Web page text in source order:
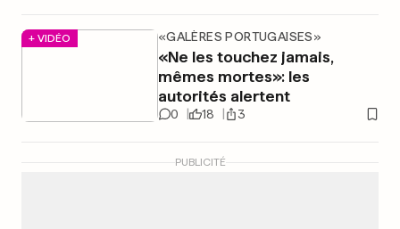
+ VIDÉO «GALÈRES PORTUGAISES»
«Ne les touchez jamais,
mêmes mortes»: les
autorités alertent
0 18 3
PUBLICITÉ